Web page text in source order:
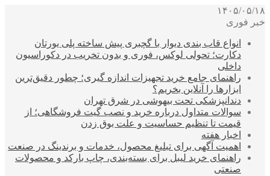
۱۴۰۵/۰۵/۱۸
خبر فوری
انواع قاب بندی دیوار با گچبری پیش ساخته پلی یورتان
دکارت؛ تحولی لوکس، فوری و بدون تخریب در دکوراسیون
داخلی
راهنمای جامع خرید تجهیزات اندازه گیری؛ چطور دقیق‌ترین
ابزارها را آنلاین بخریم؟
دندانپزشکی تحت بیهوشی در شرق تهران
سوالات متداول درباره خرید و نصب گیت فروشگاهی؛ از
قیمت تا تنظیم حساسیت و علت بوق زدن
اخبار هفته
اهمیت آگهی برای تبلیغ محصول، خدمات و برندینگ در صنعت
راهنمای خرید لیبل برای بسته‌بندی، چاپ بارکد و محصولات
صنعتی